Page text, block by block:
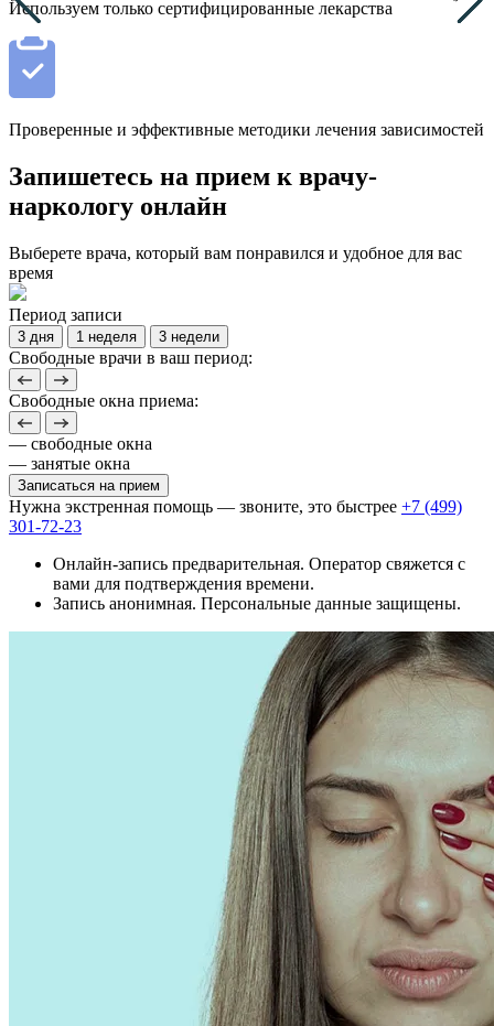
Используем только сертифицированные лекарства
Проверенные и эффективные методики лечения зависимостей
Запишетесь на прием к врачу-
наркологу онлайн
Выберете врача, который вам понравился и удобное для вас
время
Период записи
3 дня 1 неделя 3 недели
Свободные врачи в ваш период:
Свободные окна приема:
— свободные окна
— занятые окна
Записаться на прием
Нужна экстренная помощь — звоните, это быстрее +7 (499)
301-72-23
Онлайн-запись предварительная. Оператор свяжется с
вами для подтверждения времени.
Запись анонимная. Персональные данные защищены.